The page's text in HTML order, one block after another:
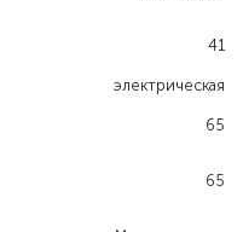
41
электрическая
65
65